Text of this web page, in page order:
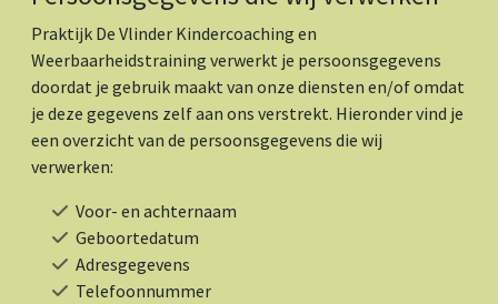
Praktijk De Vlinder Kindercoaching en
Weerbaarheidstraining verwerkt je persoonsgegevens
doordat je gebruik maakt van onze diensten en/of omdat
je deze gegevens zelf aan ons verstrekt. Hieronder vind je
een overzicht van de persoonsgegevens die wij
verwerken:
Voor- en achternaam
Geboortedatum
Adresgegevens
Telefoonnummer